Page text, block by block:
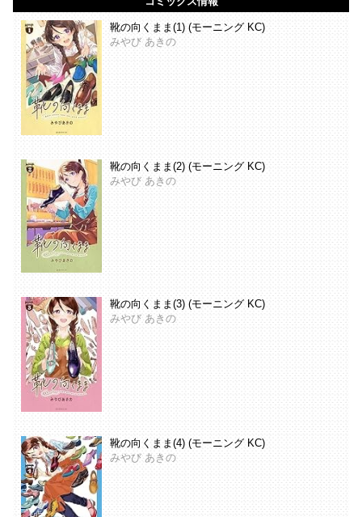
靴の向くまま(1) (モーニング KC)
みやび あきの
靴の向くまま(2) (モーニング KC)
みやび あきの
靴の向くまま(3) (モーニング KC)
みやび あきの
靴の向くまま(4) (モーニング KC)
みやび あきの